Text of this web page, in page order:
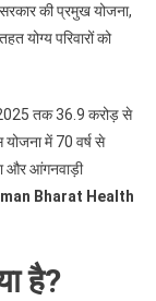
Card
Apply
अप्लाई
कैसे
करें?
लिए
स्टेप-
की प्रमुख योजना,
योग्य परिवारों को
2025 तक 36.9 करोड़ से
में 70 वर्ष से
और आंगनवाड़ी
Bharat Health
है?